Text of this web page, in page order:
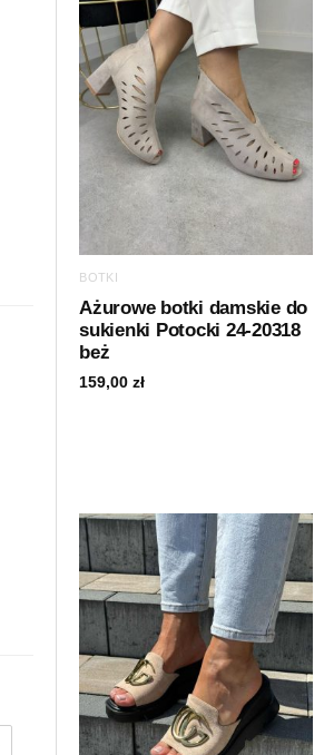
BOTKI
Ażurowe botki damskie do
sukienki Potocki 24-20318
beż
159,00zł